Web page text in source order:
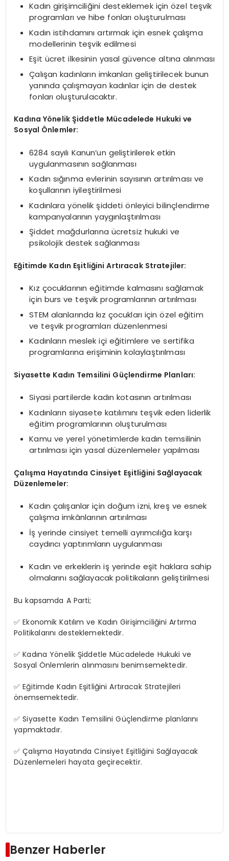
Kadın girişimciliğini desteklemek için özel teşvik
programları ve hibe fonları oluşturulması
Kadın istihdamını artırmak için esnek çalışma
modellerinin teşvik edilmesi
Eşit ücret ilkesinin yasal güvence altına alınması
Çalışan kadınların imkanları geliştirilecek bunun
yanında çalışmayan kadınlar için de destek
fonları oluşturulacaktır.
Kadına Yönelik Şiddetle Mücadelede Hukuki ve
Sosyal Önlemler:
6284 sayılı Kanun’un geliştirilerek etkin
uygulanmasının sağlanması
Kadın sığınma evlerinin sayısının artırılması ve
koşullarının iyileştirilmesi
Kadınlara yönelik şiddeti önleyici bilinçlendirme
kampanyalarının yaygınlaştırılması
Şiddet mağdurlarına ücretsiz hukuki ve
psikolojik destek sağlanması
Eğitimde Kadın Eşitliğini Artıracak Stratejiler:
Kız çocuklarının eğitimde kalmasını sağlamak
için burs ve teşvik programlarının artırılması
STEM alanlarında kız çocukları için özel eğitim
ve teşvik programları düzenlenmesi
Kadınların meslek içi eğitimlere ve sertifika
programlarına erişiminin kolaylaştırılması
Siyasette Kadın Temsilini Güçlendirme Planları:
Siyasi partilerde kadın kotasının artırılması
Kadınların siyasete katılımını teşvik eden liderlik
eğitim programlarının oluşturulması
Kamu ve yerel yönetimlerde kadın temsilinin
artırılması için yasal düzenlemeler yapılması
Çalışma Hayatında Cinsiyet Eşitliğini Sağlayacak
Düzenlemeler:
Kadın çalışanlar için doğum izni, kreş ve esnek
çalışma imkânlarının artırılması
İş yerinde cinsiyet temelli ayrımcılığa karşı
caydırıcı yaptırımların uygulanması
Kadın ve erkeklerin iş yerinde eşit haklara sahip
olmalarını sağlayacak politikaların geliştirilmesi
Bu kapsamda A Parti;
✅ Ekonomik Katılım ve Kadın Girişimciliğini Artırma
Politikalarını desteklemektedir.
✅ Kadına Yönelik Şiddetle Mücadelede Hukuki ve
Sosyal Önlemlerin alınmasını benimsemektedir.
✅ Eğitimde Kadın Eşitliğini Artıracak Stratejileri
önemsemektedir.
✅ Siyasette Kadın Temsilini Güçlendirme planlarını
yapmaktadır.
✅ Çalışma Hayatında Cinsiyet Eşitliğini Sağlayacak
Düzenlemeleri hayata geçirecektir.
Benzer Haberler